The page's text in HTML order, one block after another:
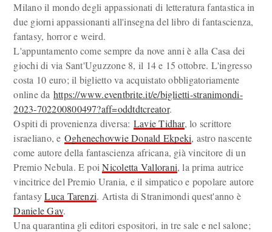
Milano il mondo degli appassionati di letteratura fantastica in
due giorni appassionanti all'insegna del libro di fantascienza,
fantasy, horror e weird.
L'appuntamento come sempre da nove anni è alla Casa dei
giochi di via Sant'Uguzzone 8, il 14 e 15 ottobre. L'ingresso
costa 10 euro; il biglietto va acquistato obbligatoriamente
online da https://www.eventbrite.it/e/biglietti-stranimondi-
2023-702200800497?aff=oddtdtcreator.
Ospiti di provenienza diversa: Lavie Tidhar, lo scrittore
israeliano, e Oghenechovwie Donald Ekpeki, astro nascente
come autore della fantascienza africana, già vincitore di un
Premio Nebula. E poiNicoletta Vallorani, la prima autrice
vincitrice del Premio Urania, e il simpatico e popolare autore
fantasyLuca Tarenzi. Artista di Stranimondi quest'anno è
Daniele Gay.
Una quarantina gli editori espositori, in tre sale e nel salone;